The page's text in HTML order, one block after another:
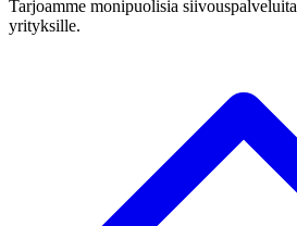
Tarjoamme monipuolisia
yrityksille.